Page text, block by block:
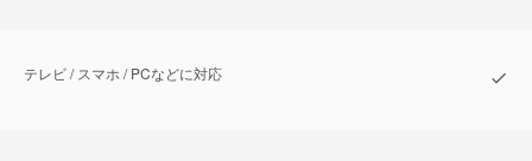
テレビ / スマホ / PCなどに対応